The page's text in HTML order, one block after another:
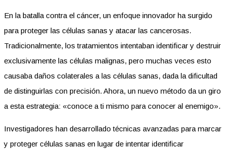
En la batalla contra el cáncer, un enfoque innovador ha surgido
para proteger las células sanas y atacar las cancerosas.
Tradicionalmente, los tratamientos intentaban identificar y destruir
exclusivamente las células malignas, pero muchas veces esto
causaba daños colaterales a las células sanas, dada la dificultad
de distinguirlas con precisión. Ahora, un nuevo método da un giro
a esta estrategia: «conoce a ti mismo para conocer al enemigo».
Investigadores han desarrollado técnicas avanzadas para marcar
y proteger células sanas en lugar de intentar identificar